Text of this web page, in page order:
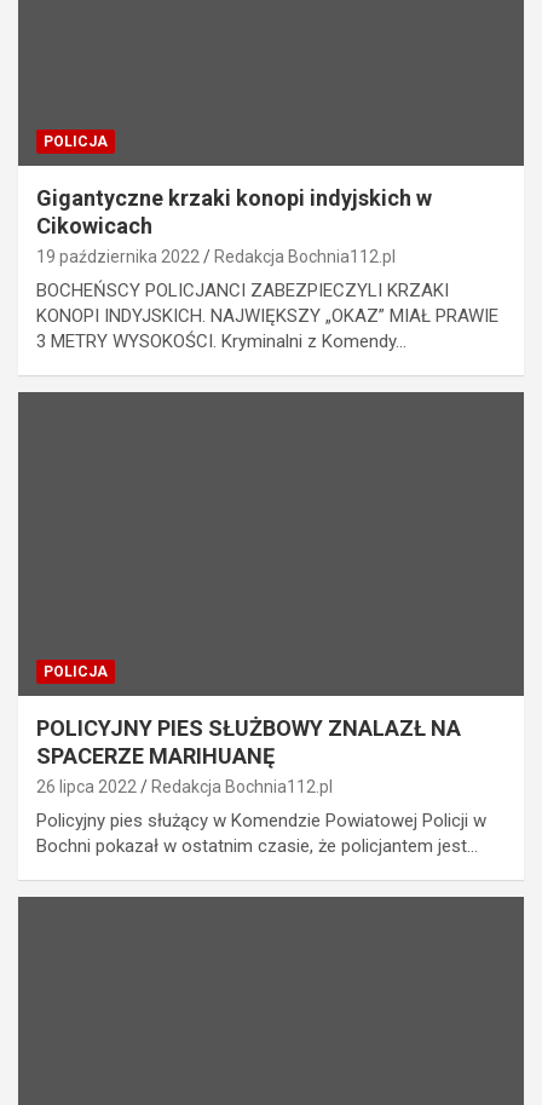
POLICJA
Gigantyczne krzaki konopi indyjskich w
Cikowicach
19 października 2022 Redakcja Bochnia112.pl
BOCHEŃSCY POLICJANCI ZABEZPIECZYLI KRZAKI
KONOPI INDYJSKICH. NAJWIĘKSZY „OKAZ” MIAŁ PRAWIE
3 METRY WYSOKOŚCI. Kryminalni z Komendy…
POLICJA
POLICYJNY PIES SŁUŻBOWY ZNALAZŁ NA
SPACERZE MARIHUANĘ
26 lipca 2022 Redakcja Bochnia112.pl
Policyjny pies służący w Komendzie Powiatowej Policji w
Bochni pokazał w ostatnim czasie, że policjantem jest…